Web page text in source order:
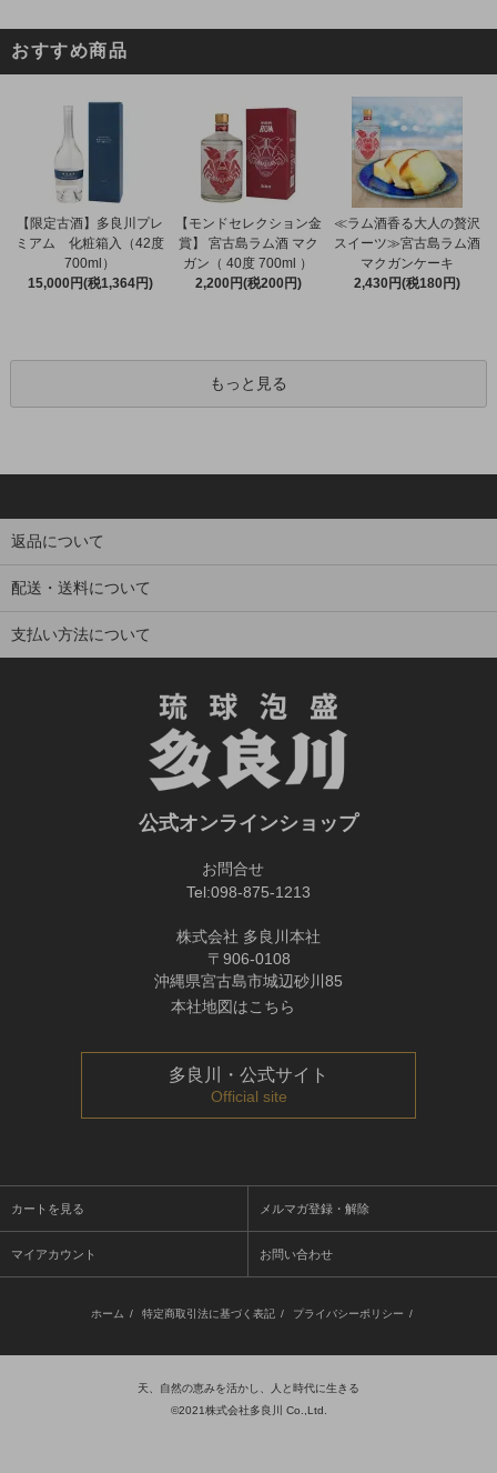
おすすめ商品
【限定古酒】多良川プレ
ミアム 化粧箱入（42度
700ml）
15,000円(税1,364円)
【モンドセレクション金
賞】 宮古島ラム酒 マク
ガン（ 40度 700ml ）
2,200円(税200円)
≪ラム酒香る大人の贅沢
スイーツ≫宮古島ラム酒
マクガンケーキ
2,430円(税180円)
もっと見る
返品について
配送・送料について
支払い方法について
公式オンラインショップ
お問合せ
Tel:098-875-1213
株式会社 多良川本社
〒906-0108
沖縄県宮古島市城辺砂川85
本社地図はこちら
多良川・公式サイト
Official site
カートを見る メルマガ登録・解除
マイアカウント お問い合わせ
ホーム / 特定商取引法に基づく表記 / プライバシーポリシー /
天、自然の恵みを活かし、人と時代に生きる
©2021株式会社多良川 Co.,Ltd.